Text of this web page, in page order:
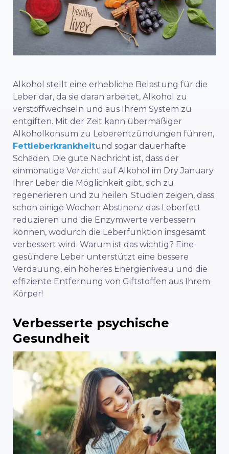
Alkohol stellt eine erhebliche Belastung für die
Leber dar, da sie daran arbeitet, Alkohol zu
verstoffwechseln und aus Ihrem System zu
entgiften. Mit der Zeit kann übermäßiger
Alkoholkonsum zu Leberentzündungen führen,
Fettleberkrankheitund sogar dauerhafte
Schäden. Die gute Nachricht ist, dass der
einmonatige Verzicht auf Alkohol im Dry January
Ihrer Leber die Möglichkeit gibt, sich zu
regenerieren und zu heilen. Studien zeigen, dass
schon einige Wochen Abstinenz das Leberfett
reduzieren und die Enzymwerte verbessern
können, wodurch die Leberfunktion insgesamt
verbessert wird. Warum ist das wichtig? Eine
gesündere Leber unterstützt eine bessere
Verdauung, ein höheres Energieniveau und die
effiziente Entfernung von Giftstoffen aus Ihrem
Körper!
Verbesserte psychische
Gesundheit